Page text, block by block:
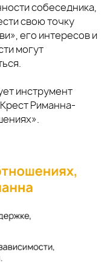
собеседника,
свою точку
его интересов и
могут
инструмент
Риманна-